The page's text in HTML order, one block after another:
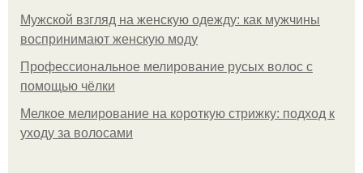
Мужской взгляд на женскую одежду: как мужчины
воспринимают женскую моду
Профессиональное мелирование русых волос с
помощью чёлки
Мелкое мелирование на короткую стрижку: подход к
уходу за волосами